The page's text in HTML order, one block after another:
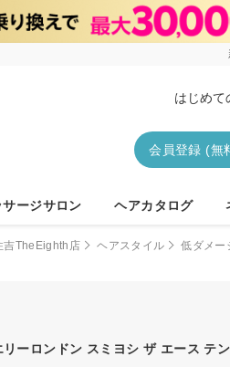
はじめて
会員登録 (無
サージサロン ヘアカタログ
吉TheEighth店 ヘアスタイル 低ダメー
リーロンドン スミヨシ ザ エース テ